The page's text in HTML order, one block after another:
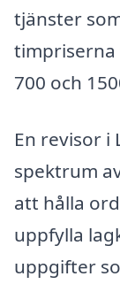
tjänster
timpriserna
700 och
En revisor
spektrum
att hålla
uppfylla
uppgifter